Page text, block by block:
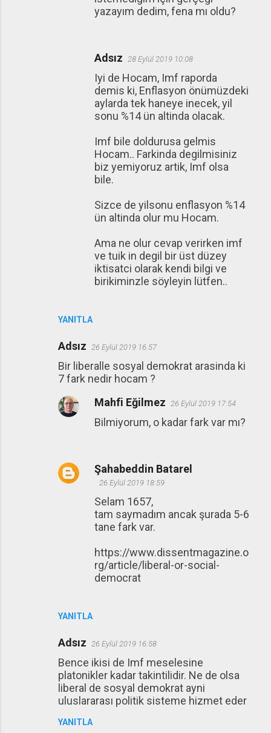
YANITLA
yazayım dedim, fena mı oldu?
Adsız 28 Eylül 2019 10:08
Iyi de Hocam, Imf raporda
demis ki, Enflasyon önümüzdeki
aylarda tek haneye inecek, yil
sonu %14 ün altinda olacak.
Imf bile doldurusa gelmis
Hocam.. Farkinda degilmisiniz
biz yemiyoruz artik, Imf olsa
bile.
Sizce de yilsonu enflasyon %14
ün altinda olur mu Hocam.
Ama ne olur cevap verirken imf
ve tuik in degil bir üst düzey
iktisatci olarak kendi bilgi ve
birikiminzle söyleyin lütfen..
Adsız 26 Eylül 2019 16:57
Bir liberalle sosyal demokrat arasinda ki
7 fark nedir hocam ?
YANITLA
Mahfi Eğilmez 26 Eylül 2019 17:54
Bilmiyorum, o kadar fark var mı?
Şahabeddin Batarel
26 Eylül 2019 18:59
Selam 1657,
tam saymadım ancak şurada 5-6
tane fark var.
https://www.dissentmagazine.o
rg/article/liberal-or-social-
democrat
Adsız 26 Eylül 2019 16:58
Bence ikisi de Imf meselesine
platonikler kadar takintilidir. Ne de olsa
liberal de sosyal demokrat ayni
uluslararası politik sisteme hizmet eder
YANITLA